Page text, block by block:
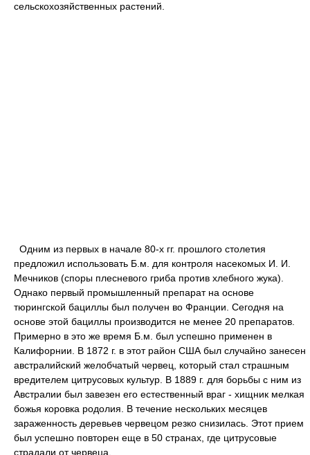
сельскохозяйственных растений.
Одним из первых в начале 80-х гг. прошлого столетия
предложил использовать Б.м. для контроля насекомых И. И.
Мечников (споры плесневого гриба против хлебного жука).
Однако первый промышленный препарат на основе
тюрингской бациллы был получен во Франции. Сегодня на
основе этой бациллы производится не менее 20 препаратов.
Примерно в это же время Б.м. был успешно применен в
Калифорнии. В 1872 г. в этот район США был случайно занесен
австралийский желобчатый червец, который стал страшным
вредителем цитрусовых культур. В 1889 г. для борьбы с ним из
Австралии был завезен его естественный враг - хищник мелкая
божья коровка родолия. В течение нескольких месяцев
зараженность деревьев червецом резко снизилась. Этот прием
был успешно повторен еще в 50 странах, где цитрусовые
страдали от червеца.